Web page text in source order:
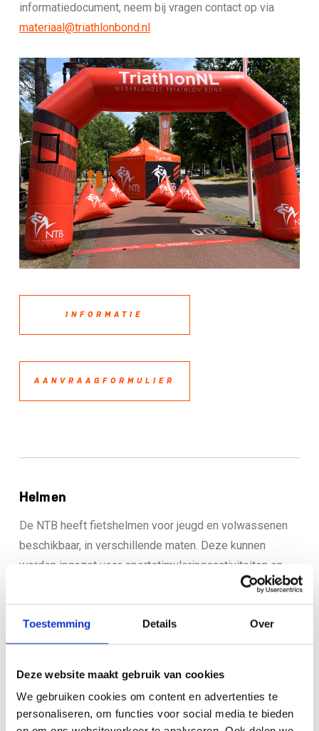
Toestemming Details Over
Deze website maakt gebruik van cookies
We gebruiken cookies om content en advertenties te
personaliseren, om functies voor social media te bieden
informatiedocument, neem bij vragen contact op via
materiaal@triathlonbond.nl
INFORMATIE
AANVRAAGFORMULIER
Helmen
De NTB heeft fietshelmen voor jeugd en volwassenen
beschikbaar, in verschillende maten. Deze kunnen
worden ingezet voor sportstimuleringsactiviteiten en
(jeugd)wedstrijden. Denk aan het geven van clinics op
scholen, Start2Tri bij een vereniging, de organisatie van
scholentriathlons en natuurlijk ook als leenhelm voor
deelnemers tijdens (jeugd)wedstrijden.
Meer informatie in onderstaande document en via
materiaal@triathlonbond.nl